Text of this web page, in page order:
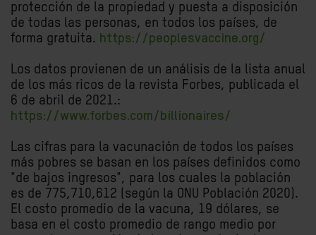
protección de la propiedad y puesta a disposición
de todas las personas, en todos los países, de
forma gratuita. https://peoplesvaccine.org/
Los datos provienen de un análisis de la lista anual
de los más ricos de la revista Forbes, publicada el
6 de abril de 2021.:
https://www.forbes.com/billionaires/
Las cifras para la vacunación de todos los países
más pobres se basan en los países definidos como
"de bajos ingresos", para los cuales la población
es de 775,710,612 (según la ONU Población 2020).
El costo promedio de la vacuna, 19 dólares, se
basa en el costo promedio de rango medio por